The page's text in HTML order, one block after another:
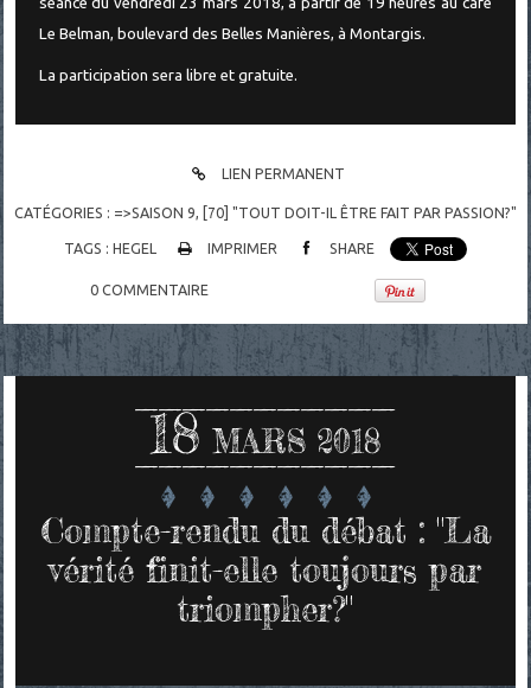
Le Belman, boulevard des Belles Manières, à Montargis.
La participation sera libre et gratuite.
LIEN PERMANENT
CATÉGORIES : =>SAISON 9 [70] "TOUT DOIT-IL ÊTRE FAIT PAR PASSION?"
TAGS : HEGEL IMPRIMER SHARE
0 COMMENTAIRE
18 MARS 2018
Compte-rendu du débat : "La
vérité finit-elle toujours par
triompher?"